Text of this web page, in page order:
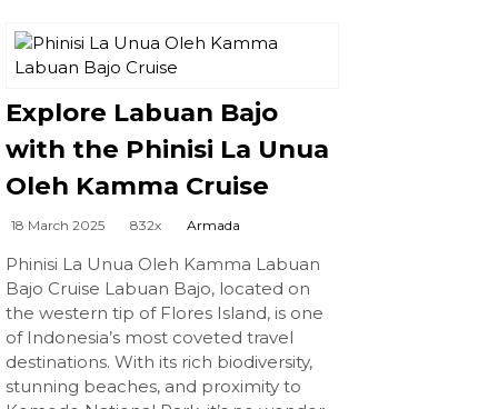
Explore Labuan Bajo
with the Phinisi La Unua
Oleh Kamma Cruise
18 March 2025 832x Armada
Phinisi La Unua Oleh Kamma Labuan
Bajo Cruise Labuan Bajo, located on
the western tip of Flores Island, is one
of Indonesia’s most coveted travel
destinations. With its rich biodiversity,
stunning beaches, and proximity to